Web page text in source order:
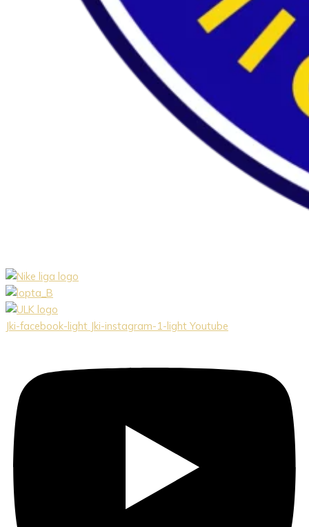
Jki-facebook-light Jki-instagram-1-light Youtube